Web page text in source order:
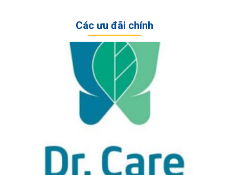
Các ưu đãi chính